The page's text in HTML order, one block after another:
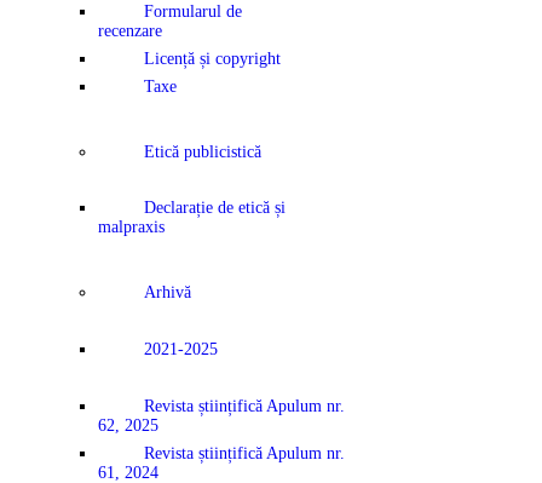
Formularul de
recenzare
Licență și copyright
Taxe
Etică publicistică
Declarație de etică și
malpraxis
Arhivă
2021-2025
Revista științifică Apulum nr.
62, 2025
Revista științifică Apulum nr.
61, 2024